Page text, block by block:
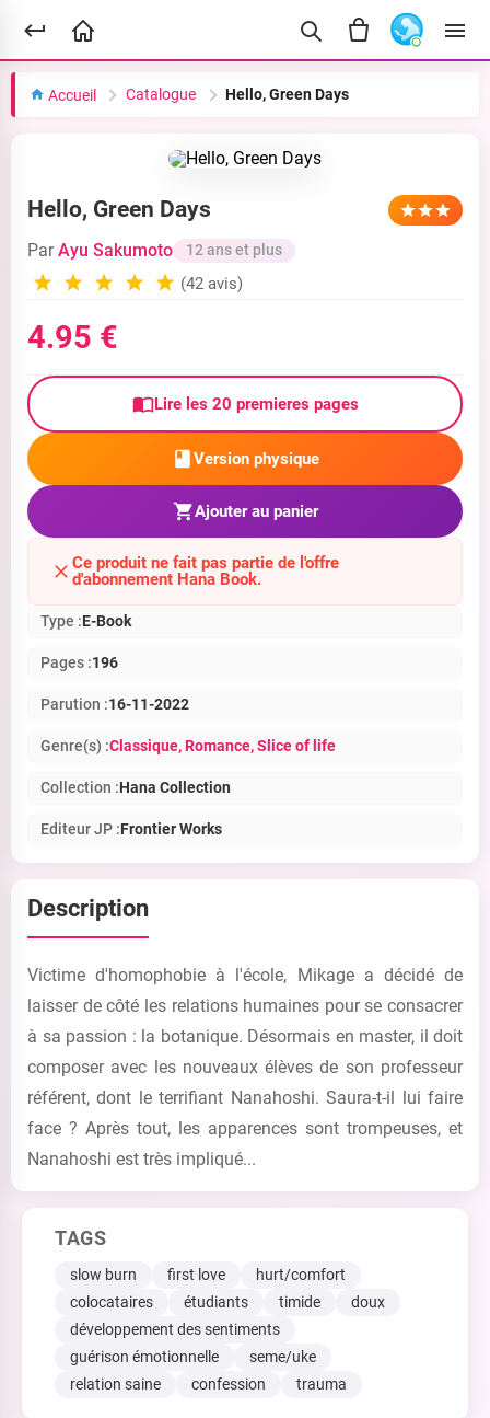
Accueil Catalogue Hello, Green Days
Hello, Green Days
ParAyu Sakumoto 12 ans et plus
(42 avis)
4.95 €
Lire les 20 premieres pages
Version physique
Ajouter au panier
Ce produit ne fait pas partie de l'offre
d'abonnement Hana Book.
Type :E-Book
Pages :196
Parution :16-11-2022
Genre(s) :Classique, Romance, Slice of life
Collection :Hana Collection
Editeur JP :Frontier Works
Description
Victime d'homophobie à l'école, Mikage a décidé de
laisser de côté les relations humaines pour se consacrer
à sa passion : la botanique. Désormais en master, il doit
composer avec les nouveaux élèves de son professeur
référent, dont le terrifiant Nanahoshi. Saura-t-il lui faire
face ? Après tout, les apparences sont trompeuses, et
Nanahoshi est très impliqué...
TAGS
slow burn first love
hurt/comfort
colocataires
étudiants timide
doux
développement des sentiments
guérison émotionnelle
seme/uke
relation saine
confession trauma